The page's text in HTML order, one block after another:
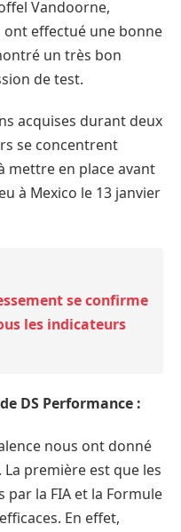
Vandoorne,
ont effectué une bonne
un très bon
de test.
acquises durant deux
se concentrent
mettre en place avant
à Mexico le 13 janvier
se confirme
les indicateurs
DS Performance :
nous ont donné
première est que les
la FIA et la Formule
En effet,